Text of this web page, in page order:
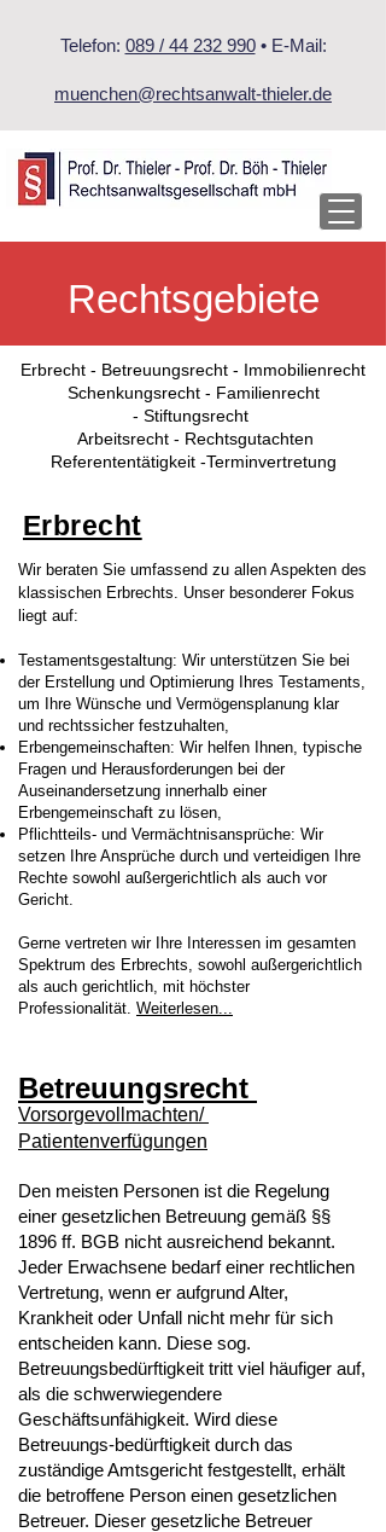
Telefon: 089 / 44 232 990• E-Mail:
muenchen@rechtsanwalt-thieler.de
Rechtsgebiete
Erbrecht - Betreuungsrecht - Immobilienrecht
Schenkungsrecht - Familienrecht
- Stiftungsrecht
Arbeitsrecht - Rechtsgutachten
Referententätigkeit -Terminvertretung
Erbrecht
Wir beraten Sie umfassend zu allen Aspekten des
klassischen Erbrechts. Unser besonderer Fokus
liegt auf:
Testamentsgestaltung: Wir unterstützen Sie bei
der Erstellung und Optimierung Ihres Testaments,
um Ihre Wünsche und Vermögensplanung klar
und rechtssicher festzuhalten,
Erbengemeinschaften: Wir helfen Ihnen, typische
Fragen und Herausforderungen bei der
Auseinandersetzung innerhalb einer
Erbengemeinschaft zu lösen,
Pflichtteils- und Vermächtnisansprüche: Wir
setzen Ihre Ansprüche durch und verteidigen Ihre
Rechte sowohl außergerichtlich als auch vor
Gericht.
Gerne vertreten wir Ihre Interessen im gesamten
Spektrum des Erbrechts, sowohl außergerichtlich
als auch gerichtlich, mit höchster
Professionalität.​ Weiterlesen...
Betreuungsrecht
Vorsorgevollmachten/
Patientenverfügungen
Den meisten Personen ist die Regelung
einer gesetzlichen Betreuung gemäß §§
1896 ff. BGB nicht ausreichend bekannt.
Jeder Erwachsene bedarf einer rechtlichen
Vertretung, wenn er aufgrund Alter,
Krankheit oder Unfall nicht mehr für sich
entscheiden kann. Diese sog.
Betreuungsbedürftigkeit tritt viel häufiger auf,
als die schwerwiegendere
Geschäftsunfähigkeit. Wird diese
Betreuungs-bedürftigkeit durch das
zuständige Amtsgericht festgestellt, erhält
die betroffene Person einen gesetzlichen
Betreuer. Dieser gesetzliche Betreuer